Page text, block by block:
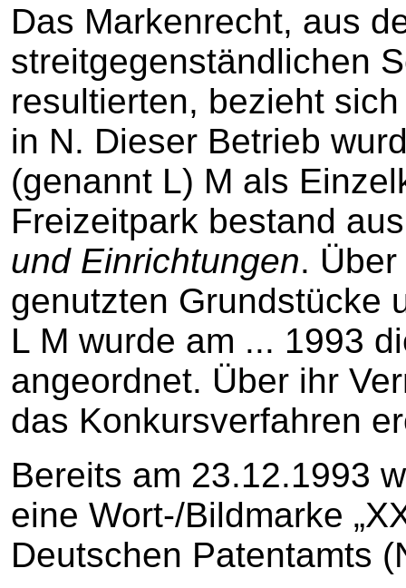
Das Markenrecht, aus
streitgegenständlichen
resultierten, bezieht
in N. Dieser Betrieb
(genannt L) M als
Freizeitpark bestand
und Einrichtungen.
genutzten Grundstücke
L M wurde am ... 1993
angeordnet. Über ihr
das Konkursverfahren
Bereits am 23.12.1993
eine Wort-/Bildmarke
Deutschen Patentamts